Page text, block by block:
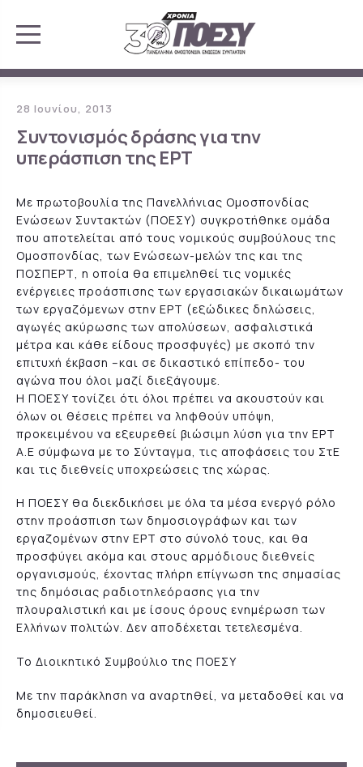
28 Ιουνίου, 2013
Συντονισμός δράσης για την
υπεράσπιση της ΕΡΤ
Με πρωτοβουλία της Πανελλήνιας Ομοσπονδίας
Ενώσεων Συντακτών (ΠΟΕΣΥ) συγκροτήθηκε ομάδα
που αποτελείται από τους νομικούς συμβούλους της
Ομοσπονδίας, των Ενώσεων-μελών της και της
ΠΟΣΠΕΡΤ, η οποία θα επιμεληθεί τις νομικές
ενέργειες προάσπισης των εργασιακών δικαιωμάτων
των εργαζόμενων στην ΕΡΤ (εξώδικες δηλώσεις,
αγωγές ακύρωσης των απολύσεων, ασφαλιστικά
μέτρα και κάθε είδους προσφυγές) με σκοπό την
επιτυχή έκβαση –και σε δικαστικό επίπεδο- του
αγώνα που όλοι μαζί διεξάγουμε.
Η ΠΟΕΣΥ τονίζει ότι όλοι πρέπει να ακουστούν και
όλων οι θέσεις πρέπει να ληφθούν υπόψη,
προκειμένου να εξευρεθεί βιώσιμη λύση για την ΕΡΤ
Α.Ε σύμφωνα με το Σύνταγμα, τις αποφάσεις του ΣτΕ
και τις διεθνείς υποχρεώσεις της χώρας.
Η ΠΟΕΣΥ θα διεκδικήσει με όλα τα μέσα ενεργό ρόλο
στην προάσπιση των δημοσιογράφων και των
εργαζομένων στην ΕΡΤ στο σύνολό τους, και θα
προσφύγει ακόμα και στους αρμόδιους διεθνείς
οργανισμούς, έχοντας πλήρη επίγνωση της σημασίας
της δημόσιας ραδιοτηλεόρασης για την
πλουραλιστική και με ίσους όρους ενημέρωση των
Ελλήνων πολιτών. Δεν αποδέχεται τετελεσμένα.
Το Διοικητικό Συμβούλιο της ΠΟΕΣΥ
Με την παράκληση να αναρτηθεί, να μεταδοθεί και να
δημοσιευθεί.